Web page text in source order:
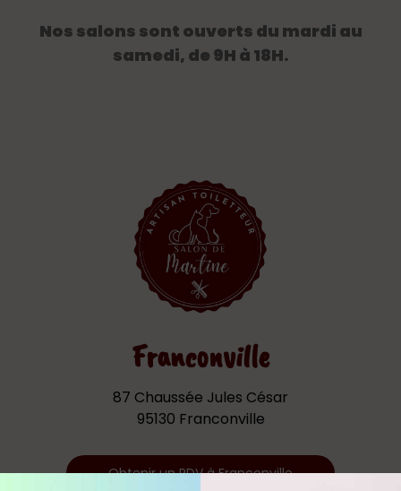
Nos salons sont ouverts du mardi au
samedi, de 9H à 18H.
Franconville
87 Chaussée Jules César
95130 Franconville
Obtenir un RDV à Franconville